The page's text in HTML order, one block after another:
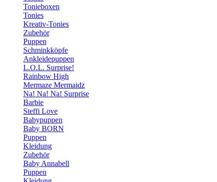
Tonieboxen
Tonies
Kreativ-Tonies
Zubehör
Puppen
Schminkköpfe
Ankleidepuppen
L.O.L. Surprise!
Rainbow High
Mermaze Mermaidz
Na! Na! Na! Surprise
Barbie
Steffi Love
Babypuppen
Baby BORN
Puppen
Kleidung
Zubehör
Baby Annabell
Puppen